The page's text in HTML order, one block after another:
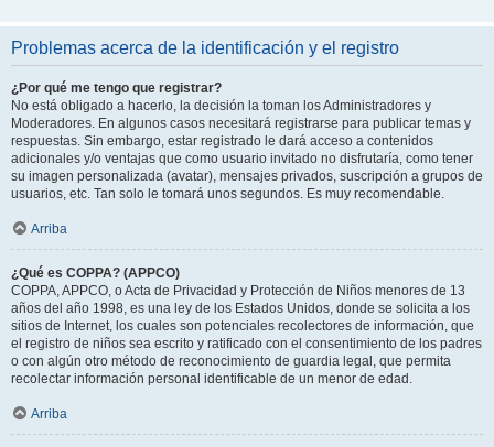
Problemas acerca de la identificación y el registro
¿Por qué me tengo que registrar?
No está obligado a hacerlo, la decisión la toman los Administradores y
Moderadores. En algunos casos necesitará registrarse para publicar temas y
respuestas. Sin embargo, estar registrado le dará acceso a contenidos
adicionales y/o ventajas que como usuario invitado no disfrutaría, como tener
su imagen personalizada (avatar), mensajes privados, suscripción a grupos de
usuarios, etc. Tan solo le tomará unos segundos. Es muy recomendable.
Arriba
¿Qué es COPPA? (APPCO)
COPPA, APPCO, o Acta de Privacidad y Protección de Niños menores de 13
años del año 1998, es una ley de los Estados Unidos, donde se solicita a los
sitios de Internet, los cuales son potenciales recolectores de información, que
el registro de niños sea escrito y ratificado con el consentimiento de los padres
o con algún otro método de reconocimiento de guardia legal, que permita
recolectar información personal identificable de un menor de edad.
Arriba